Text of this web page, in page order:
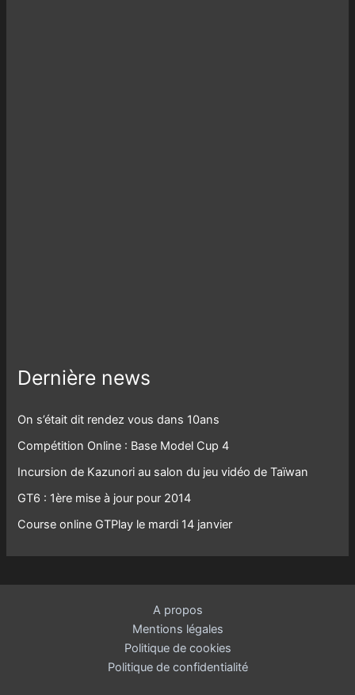
Dernière news
On s’était dit rendez vous dans 10ans
Compétition Online : Base Model Cup 4
Incursion de Kazunori au salon du jeu vidéo de Taïwan
GT6 : 1ère mise à jour pour 2014
Course online GTPlay le mardi 14 janvier
A propos
Mentions légales
Politique de cookies
Politique de confidentialité